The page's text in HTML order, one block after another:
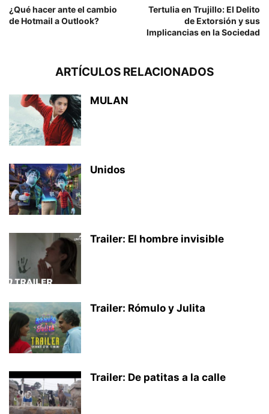
¿Qué hacer ante el cambio
de Hotmail a Outlook?
Tertulia en Trujillo: El Delito
de Extorsión y sus
Implicancias en la Sociedad
ARTÍCULOS RELACIONADOS
MULAN
Unidos
Trailer: El hombre invisible
Trailer: Rómulo y Julita
Trailer: De patitas a la calle